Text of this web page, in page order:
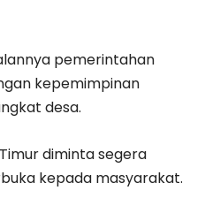
pemerintahan
kepemimpinan
desa.
diminta segera
kepada masyarakat.